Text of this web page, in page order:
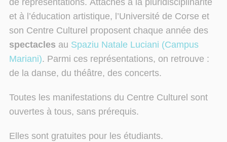
de représentations. Attachés à la pluridisciplinarité
et à l’éducation artistique, l’Université de Corse et
son Centre Culturel proposent chaque année des
spectacles au Spaziu Natale Luciani (Campus
Mariani). Parmi ces représentations, on retrouve :
de la danse, du théâtre, des concerts.
Toutes les manifestations du Centre Culturel sont
ouvertes à tous, sans prérequis.
Elles sont gratuites pour les étudiants.